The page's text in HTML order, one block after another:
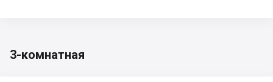
3-комнатная